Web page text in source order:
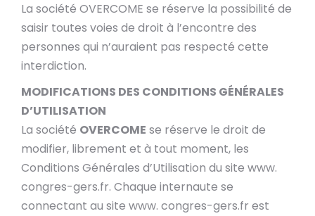
La société OVERCOME se réserve la possibilité de
saisir toutes voies de droit à l’encontre des
personnes qui n’auraient pas respecté cette
interdiction.
MODIFICATIONS DES CONDITIONS GÉNÉRALES
D’UTILISATION
La société OVERCOME se réserve le droit de
modifier, librement et à tout moment, les
Conditions Générales d’Utilisation du site www.
congres-gers.fr. Chaque internaute se
connectant au site www. congres-gers.fr est